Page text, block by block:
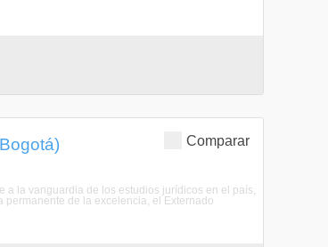
Comparar
a la vanguardia de los estudios jurídicos en el país,
de la excelencia, el Externado